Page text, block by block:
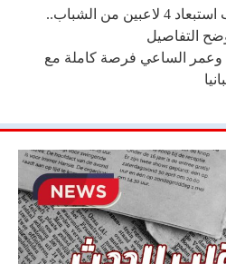
الزمالك يكشف أسباب استبعاد 4 لاعبين من الشباب..
التفاصيل
وعمر الساعي فرصة كاملة مع